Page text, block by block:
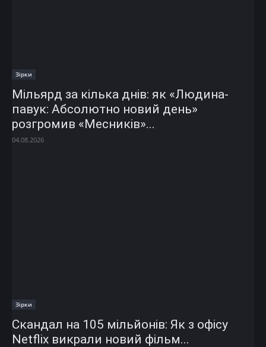
Зірки
Мільярд за кілька днів: як «Людина-
павук: Абсолютно новий день»
розгромив «Месників»...
04.08.2026
Зірки
Скандал на 105 мільйонів: Як з офісу
Netflix викрали новий фільм...